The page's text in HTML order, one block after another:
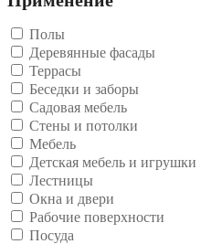
Полы
Деревянные фасады
Террасы
Беседки и заборы
Садовая мебель
Стены и потолки
Мебель
Детская мебель и игрушки
Лестницы
Окна и двери
Рабочие поверхности
Посуда